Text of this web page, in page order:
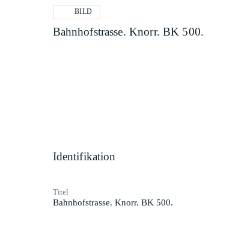
BILD
Bahnhofstrasse. Knorr. BK 500.
Identifikation
Titel
Bahnhofstrasse. Knorr. BK 500.